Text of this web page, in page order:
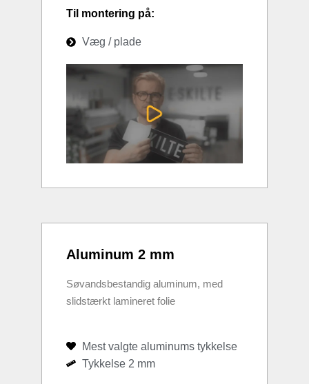
Til montering på:
Væg / plade
Aluminum 2 mm
Søvandsbestandig aluminum, med
slidstærkt lamineret folie
Mest valgte aluminums tykkelse
Tykkelse 2 mm